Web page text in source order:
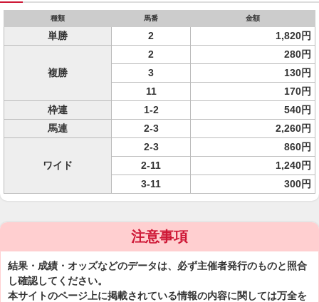
種類 馬番 金額
単勝 2 1,820円
複勝
2
280円
3
130円
11
170円
枠連
1-2
540円
馬連
2-3 2,260円
ワイド
2-3
860円
2-11
1,240円
3-11
300円
注意事項
結果・成績・オッズなどのデータは、必ず主催者発行のものと照合
し確認してください。
本サイトのページ上に掲載されている情報の内容に関しては万全を